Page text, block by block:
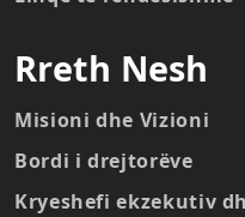
Rreth Nesh
Misioni dhe Vizioni
Bordi i drejtorëve
Kryeshefi ekzekutiv